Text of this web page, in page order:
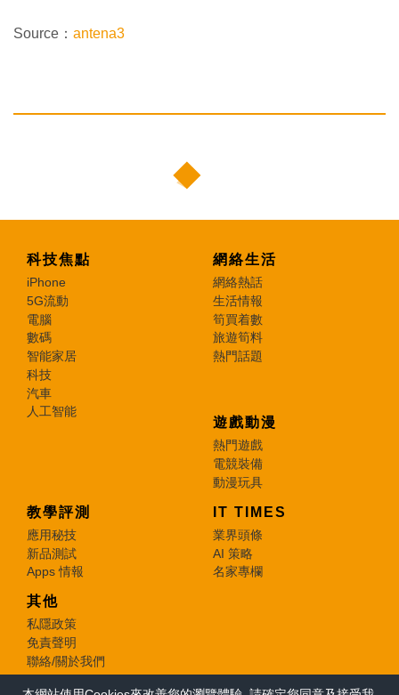
Source： antena3
科技焦點
iPhone
5G流動
電腦
數碼
智能家居
科技
汽車
人工智能
網絡生活
網絡熱話
生活情報
筍買着數
旅遊筍料
熱門話題
遊戲動漫
熱門遊戲
電競裝備
動漫玩具
教學評測
應用秘技
新品測試
Apps 情報
IT TIMES
業界頭條
AI 策略
名家專欄
其他
私隱政策
免責聲明
聯絡/關於我們